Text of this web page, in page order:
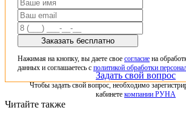
Заказать бесплатно
Нажимая на кнопку, вы даете свое согласие на
данных и соглашаетесь с политикой обработки
Задать свой вопрос
Чтобы задать свой вопрос, необходимо
кабинете компании РУНА
Читайте также